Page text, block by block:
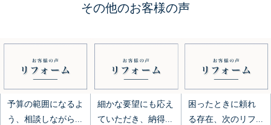
その他のお客様の声
予算の範囲になるよ
う、相談しながら...
細かな要望にも応え
ていただき、納得...
困ったときに頼れ
る存在、次のリフ...